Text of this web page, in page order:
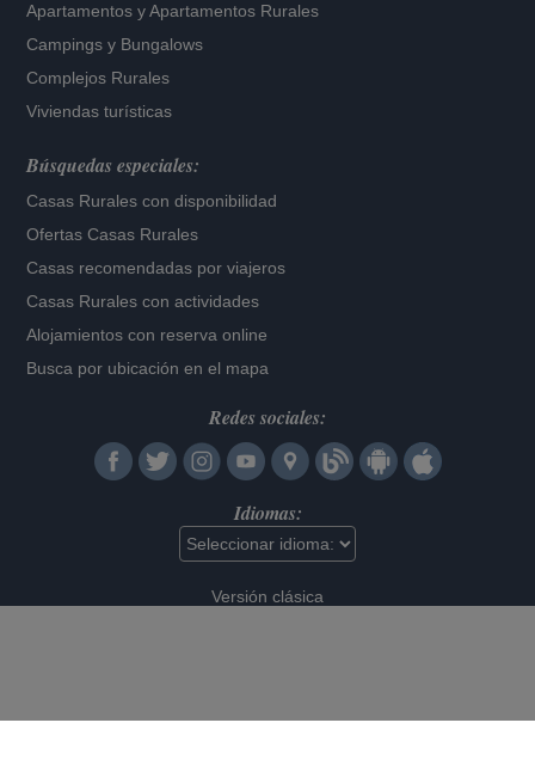
Apartamentos yApartamentos Rurales
Campings y Bungalows
Complejos Rurales
Viviendas turísticas
Búsquedas especiales:
Casas Rurales con disponibilidad
Ofertas Casas Rurales
Casas recomendadas por viajeros
Casas Rurales con actividades
Alojamientos con reserva online
Busca por ubicación en el mapa
Redes sociales:
Idiomas:
Versión clásica